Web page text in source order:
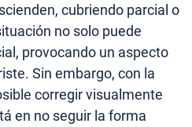
cubriendo parcial o
no solo puede
provocando un aspecto
Sin embargo, con la
corregir visualmente
en no seguir la forma